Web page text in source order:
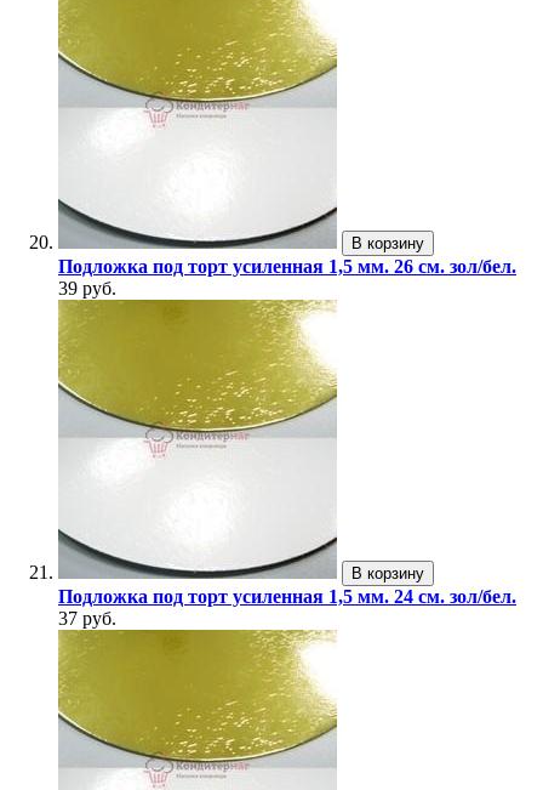
В корзину
Подложка под торт усиленная 1,5 мм. 26 см. зол/бел.
39 руб.
В корзину
Подложка под торт усиленная 1,5 мм. 24 см. зол/бел.
37 руб.